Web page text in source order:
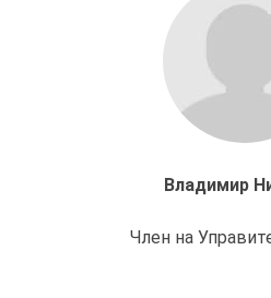
Владимир
Член на